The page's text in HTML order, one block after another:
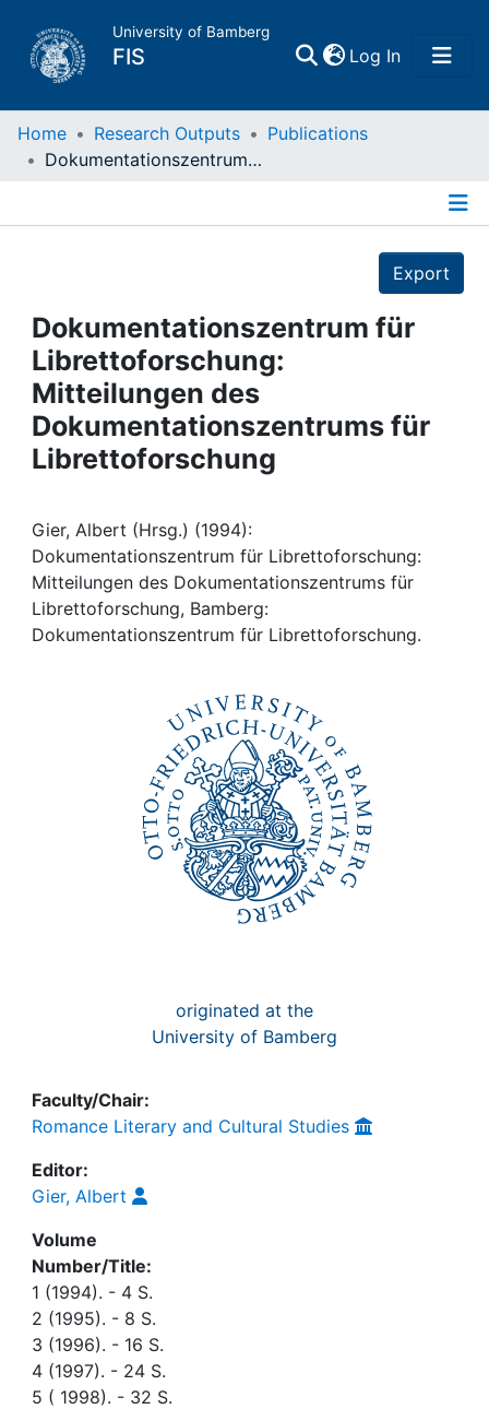
University of Bamberg
FIS Log In(current)
Home
Projects
People
Institutions
My FIS
Help
Home Research Outputs
Publications
Dokumentationszentrum für Librettoforschung: Mitteilungen des Dokumentationszentrums für Librettoforschung
Export
Dokumentationszentrum für
Librettoforschung:
Mitteilungen des
Dokumentationszentrums für
Librettoforschung
Gier, Albert (Hrsg.) (1994):
Dokumentationszentrum für Librettoforschung:
Mitteilungen des Dokumentationszentrums für
Librettoforschung, Bamberg:
Dokumentationszentrum für Librettoforschung.
originated at the
University of Bamberg
Faculty/Chair:
Romance Literary and Cultural Studies
Editor:
Gier, Albert
Volume
Number/Title:
1 (1994). - 4 S.
2 (1995). - 8 S.
3 (1996). - 16 S.
4 (1997). - 24 S.
5 ( 1998). - 32 S.